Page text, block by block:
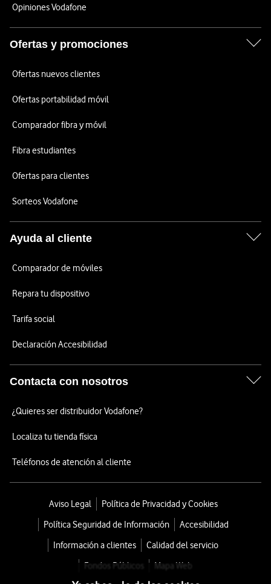
Opiniones Vodafone
Ofertas y promociones
Ofertas nuevos clientes
Ofertas portabilidad móvil
Comparador fibra y móvil
Fibra estudiantes
Ofertas para clientes
Sorteos Vodafone
Ayuda al cliente
Comparador de móviles
Repara tu dispositivo
Tarifa social
Declaración Accesibilidad
Contacta con nosotros
¿Quieres ser distribuidor Vodafone?
Localiza tu tienda física
Teléfonos de atención al cliente
Aviso Legal
Política de Privacidad y Cookies
Política Seguridad de Información
Accesibilidad
Información a clientes
Calidad del servicio
Fondos Públicos
Mapa Web